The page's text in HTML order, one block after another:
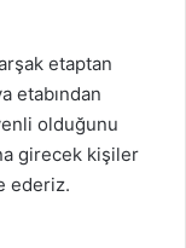
etaptan
etabından
olduğunu
girecek kişiler
ederiz.